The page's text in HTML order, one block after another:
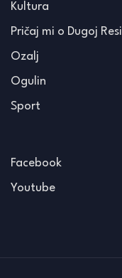
Kultura
Pričaj mi o Dugoj Resi
Ozalj
Ogulin
Sport
Facebook
Youtube